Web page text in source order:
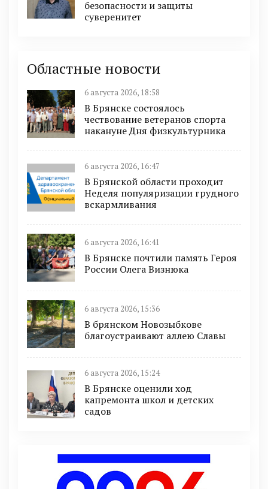
безопасности и защиты
суверенитет
Областные новости
6 августа 2026, 18:58
В Брянске состоялось
чествование ветеранов спорта
накануне Дня физкультурника
6 августа 2026, 16:47
В Брянской области проходит
Неделя популяризации грудного
вскармливания
6 августа 2026, 16:41
В Брянске почтили память Героя
России Олега Визнюка
6 августа 2026, 15:36
В брянском Новозыбкове
благоустраивают аллею Славы
6 августа 2026, 15:24
В Брянске оценили ход
капремонта школ и детских
садов